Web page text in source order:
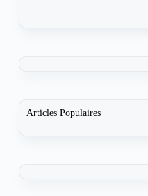
Articles Populaires